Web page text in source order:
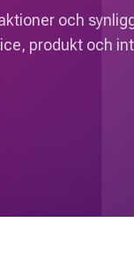
och
produkt och